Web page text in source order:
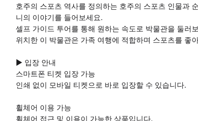
호주의 스포츠 역사를 정의하는 호주의 스포츠 인물과
니의 이야기를 들어보세요.
셀프 가이드 투어를 통해 원하는 속도로 박물관을 둘
위치한 이 박물관은 가족 여행에 적합하며 스포츠를 좋
▶ 입장 안내
스마트폰 티켓 입장 가능
인쇄 없이 모바일 티켓으로 바로 입장할 수 있습니다.
휠체어 이용 가능
휠체어 접근 및 이용이 가능한 상품입니다.